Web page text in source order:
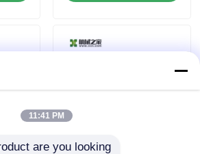
11:41 PM
are you looking